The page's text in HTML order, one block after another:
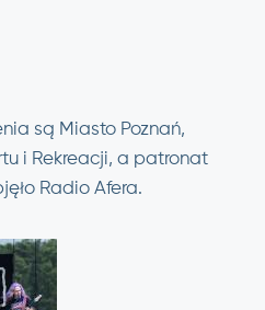
są Miasto Poznań,
i Rekreacji, a patronat
Radio Afera.